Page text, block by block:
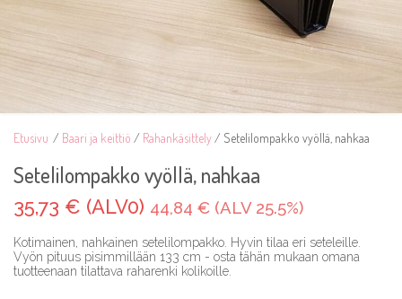
Etusivu / Baari ja keittiö / Rahankäsittely / Setelilompakko vyöllä, nahkaa
Setelilompakko vyöllä, nahkaa
35,73 € (ALV0) 44,84 € (ALV 25.5%)
Kotimainen, nahkainen setelilompakko. Hyvin tilaa eri seteleille.
Vyön pituus pisimmillään 133 cm - osta tähän mukaan omana
tuotteenaan tilattava raharenki kolikoille.